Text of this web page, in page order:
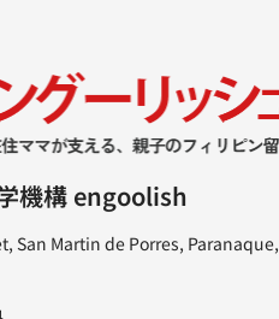
機構 engoolish
San Martin de Porres, Paranaque,